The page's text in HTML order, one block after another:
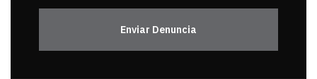
Enviar Denuncia